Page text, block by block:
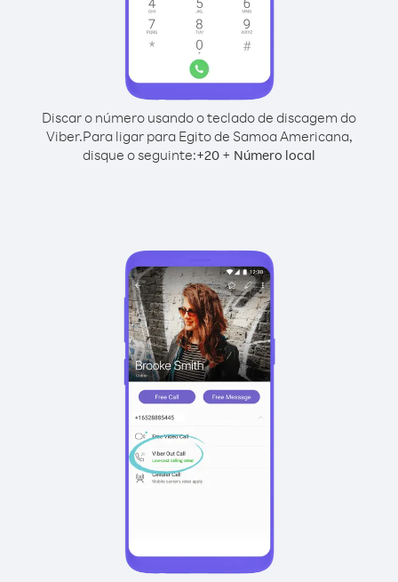
Discar o número usando o teclado de discagem do
Viber.Para ligar para Egito de Samoa Americana,
disque o seguinte:+20 + Número local